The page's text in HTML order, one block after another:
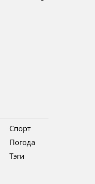
Спорт
Погода
Тэги